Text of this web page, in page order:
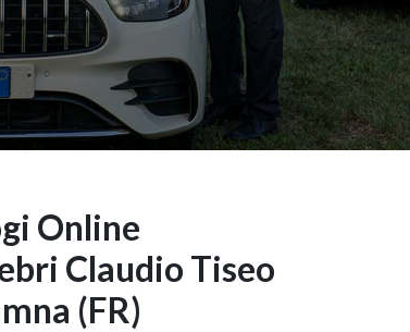
Online
Claudio Tiseo
(FR)